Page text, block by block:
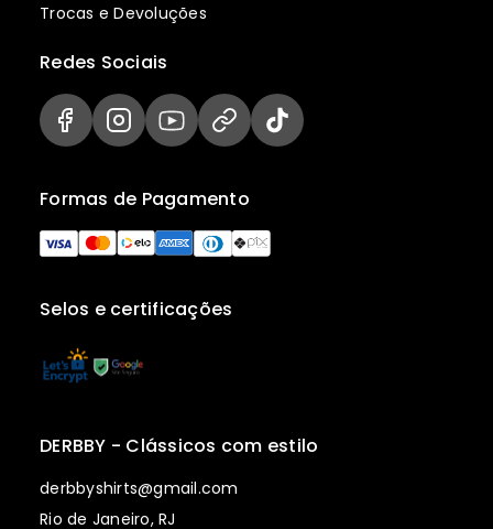
Trocas e Devoluções
Selos e certificações
Formas de Pagamento
Redes Sociais
DERBBY - Clássicos com estilo
derbbyshirts@gmail.com
Rio de Janeiro, RJ